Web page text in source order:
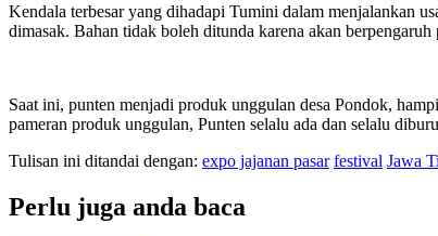
Kendala terbesar yang dihadapi Tumini dalam menjalankan
dimasak. Bahan tidak boleh ditunda karena akan berpengaruh
Saat ini, punten menjadi produk unggulan desa Pondok,
pameran produk unggulan, Punten selalu ada dan selalu
Tulisan ini ditandai dengan: expo jajanan pasar festival Jawa
Perlu juga anda baca